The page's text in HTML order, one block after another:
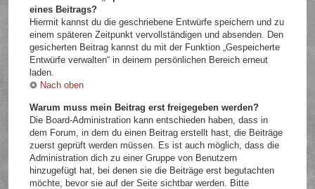
eines Beitrags?
Hiermit kannst du die geschriebene Entwürfe speichern und zu
einem späteren Zeitpunkt vervollständigen und absenden. Den
gesicherten Beitrag kannst du mit der Funktion „Gespeicherte
Entwürfe verwalten“ in deinem persönlichen Bereich erneut
laden.
Nach oben
Warum muss mein Beitrag erst freigegeben werden?
Die Board-Administration kann entschieden haben, dass in
dem Forum, in dem du einen Beitrag erstellt hast, die Beiträge
zuerst geprüft werden müssen. Es ist auch möglich, dass die
Administration dich zu einer Gruppe von Benutzern
hinzugefügt hat, bei denen sie die Beiträge erst begutachten
möchte, bevor sie auf der Seite sichtbar werden. Bitte